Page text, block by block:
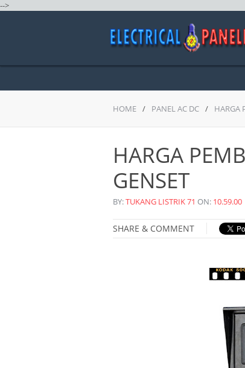
-->
HOME / PANEL AC DC / HARGA
HARGA
GENSET
BY:TUKANG LISTRIK 71 ON: 10.59.00
SHARE & COMMENT